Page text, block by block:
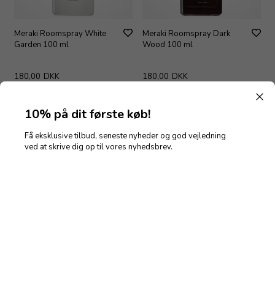
Meraki Roomspray White
Garden 100 ml
180,00 DKK
Meraki Roomspray Dark
Wood 100 ml
180,00 DKK
10% på dit første køb!
Få eksklusive tilbud, seneste nyheder og god vejledning
ved at skrive dig op til vores nyhedsbrev.